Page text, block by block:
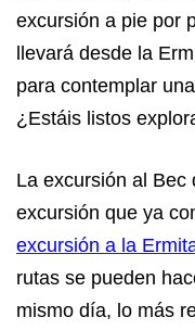
excursión a pie por
llevará desde la
para contemplar
¿Estáis listos
La excursión al Bec
excursión que ya
excursión a la
rutas se pueden
mismo día, lo más